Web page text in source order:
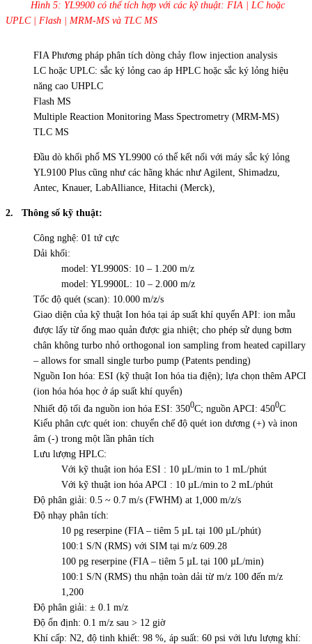
Hình 5: YL9900 có thể tích hợp với các kỹ thuật: FIA | LC hoặc
UPLC | Flash | MRM-MS và TLC MS
FIA Phương pháp phân tích dòng chảy flow injection analysis
LC hoặc UPLC: sắc ký lỏng cao áp HPLC hoặc sắc ký lỏng hiệu
năng cao UHPLC
Flash MS
Multiple Reaction Monitoring Mass Spectrometry (MRM-MS)
TLC MS
Đầu dò khối phổ MS YL9900 có thể kết nối với máy sắc ký lỏng
YL9100 Plus cũng như các hãng khác như Agilent, Shimadzu,
Antec, Knauer, LabAlliance, Hitachi (Merck),
2. Thông số kỹ thuật:
Công nghệ: 01 tứ cực
Dải khối:
model: YL9900S: 10 – 1.200 m/z
model: YL9900L: 10 – 2.000 m/z
Tốc độ quét (scan): 10.000 m/z/s
Giao diện của kỹ thuật Ion hóa tại áp suất khí quyển API: ion mẫu
được lấy từ ống mao quản được gia nhiệt; cho phép sử dụng bơm
chân không turbo nhỏ orthogonal ion sampling from heated capillary
– allows for small single turbo pump (Patents pending)
Nguồn Ion hóa: ESI (kỹ thuật Ion hóa tia địện); lựa chọn thêm APCI
(ion hóa hóa học ở áp suất khí quyển)
Nhiết độ tối đa nguồn ion hóa ESI: 3500C; nguồn APCI: 4500C
Kiểu phân cực quét ion: chuyển chế độ quét ion dương (+) và inon
âm (-) trong một lần phân tích
Lưu lượng HPLC:
Với kỹ thuật ion hóa ESI : 10 µL/min to 1 mL/phút
Với kỹ thuật ion hóa APCI : 10 µL/min to 2 mL/phút
Độ phân giải: 0.5 ~ 0.7 m/s (FWHM) at 1,000 m/z/s
Độ nhạy phân tích:
10 pg reserpine (FIA – tiêm 5 µL tại 100 µL/phút)
100:1 S/N (RMS) với SIM tại m/z 609.28
100 pg reserpine (FIA – tiêm 5 µL tại 100 µL/min)
100:1 S/N (RMS) thu nhận toàn dải từ m/z 100 đến m/z
1,200
Độ phân giải: ± 0.1 m/z
Độ ổn định: 0.1 m/z sau > 12 giờ
Khí cấp: N2, độ tinh khiết: 98 %, áp suất: 60 psi với lưu lượng khí: